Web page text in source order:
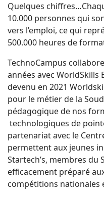
Quelques
10.000 personnes qui
vers l’emploi, ce qui
500.000 heures de
TechnoCampus
années avec WorldSkills
devenu en 2021
pour le métier de la
pédagogique de nos
technologiques de
partenariat avec le
permettent aux jeunes
Startech’s, membres du
efficacement préparé
compétitions nationales